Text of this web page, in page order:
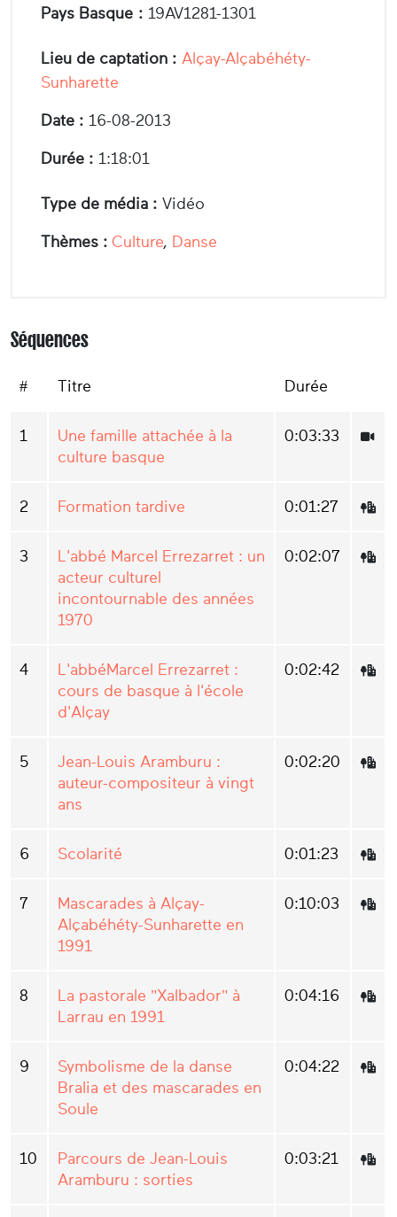
Pays Basque : 19AV1281-1301
Lieu de captation : Alçay-Alçabéhéty-
Sunharette
Date : 16-08-2013
Durée : 1:18:01
Type de média : Vidéo
Thèmes : Culture, Danse
Séquences
# Titre Durée
1
Une famille attachée à la
culture basque
0:03:33
2 Formation tardive 0:01:27
3
L'abbé Marcel Errezarret : un
acteur culturel
incontournable des années
1970
0:02:07
4
L'abbéMarcel Errezarret :
cours de basque à l'école
d'Alçay
0:02:42
5
Jean-Louis Aramburu :
auteur-compositeur à vingt
ans
0:02:20
6 Scolarité 0:01:23
7
Mascarades à Alçay-
Alçabéhéty-Sunharette en
1991
0:10:03
8
La pastorale "Xalbador" à
Larrau en 1991
0:04:16
9
Symbolisme de la danse
Bralia et des mascarades en
Soule
0:04:22
10
Parcours de Jean-Louis
Aramburu : sorties
0:03:21